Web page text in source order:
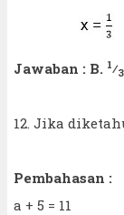
Jawaban : B. 1⁄3
12. Jika
Pembahasan :
a + 5 = 11